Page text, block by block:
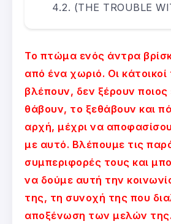
(THE TROUBLE
Το πτώμα ενός άντρα
από ένα χωριό. Οι κάτοικοί
βλέπουν, δεν ξέρουν ποιος
θάβουν, το ξεθάβουν και
αρχή, μέχρι να
με αυτό. Βλέπουμε τις
συμπεριφορές τους και
να δούμε αυτή την
της, τη συνοχή της που
αποξένωση των μελών της.